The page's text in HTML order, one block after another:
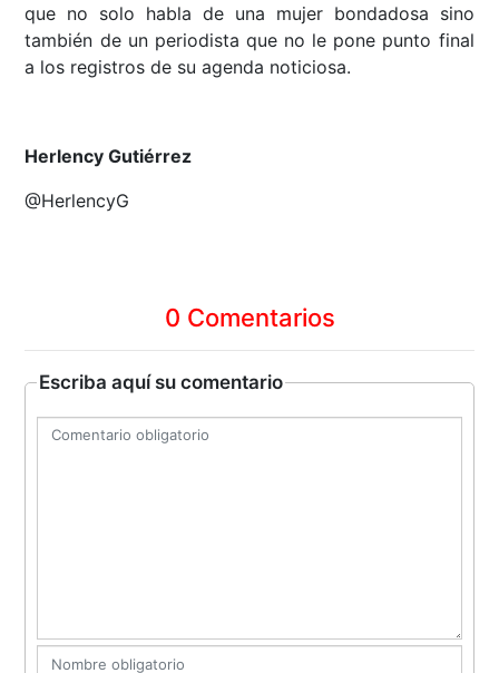
que no solo habla de una mujer bondadosa sino
también de un periodista que no le pone punto final
a los registros de su agenda noticiosa.
Herlency Gutiérrez
@HerlencyG
0 Comentarios
Escriba aquí su comentario